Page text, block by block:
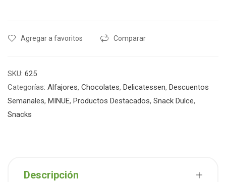
Agregar a favoritos Comparar
SKU: 625
Categorías: Alfajores, Chocolates, Delicatessen, Descuentos
Semanales, MINUE, Productos Destacados, Snack Dulce,
Snacks
Descripción